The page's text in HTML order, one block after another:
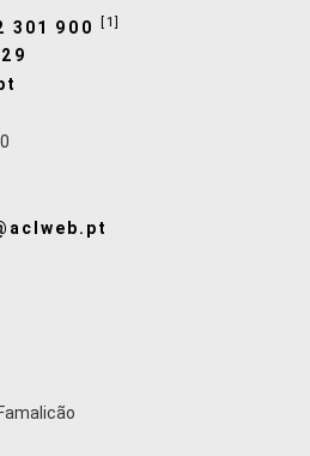
301 900 [1]